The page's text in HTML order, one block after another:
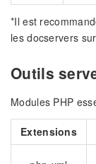
*Il est
les docservers
Outils
Modules PHP
Extensions